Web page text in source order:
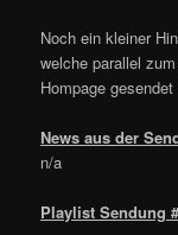
Noch ein kleiner
welche parallel
Hompage gesendet
News aus der
n/a
Playlist Sendung